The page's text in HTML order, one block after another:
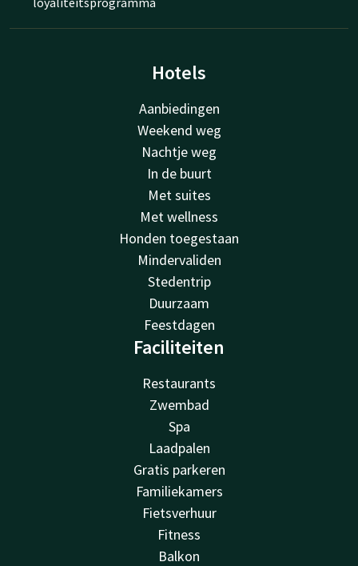
Hotels
Aanbiedingen
Weekend weg
Nachtje weg
In de buurt
Met suites
Met wellness
Honden toegestaan
Mindervaliden
Stedentrip
Duurzaam
Feestdagen
Faciliteiten
Restaurants
Zwembad
Spa
Laadpalen
Gratis parkeren
Familiekamers
Fietsverhuur
Fitness
Balkon